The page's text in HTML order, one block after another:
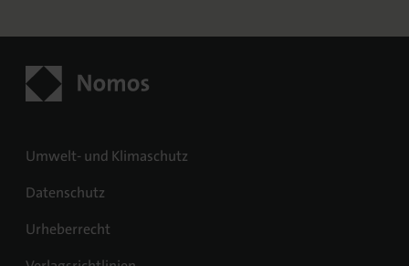
Umwelt- und Klimaschutz
Datenschutz
Urheberrecht